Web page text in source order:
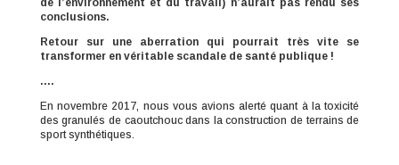
de l’environnement et du travail) n’aurait pas rendu ses
conclusions.
Retour sur une aberration qui pourrait très vite se
transformer en véritable scandale de santé publique !
….
En novembre 2017, nous vous avions alerté quant à la toxicité
des granulés de caoutchouc dans la construction de terrains de
sport synthétiques.